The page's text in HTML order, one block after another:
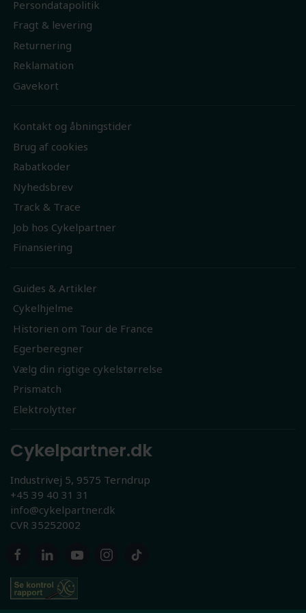
Persondatapolitik
Fragt & levering
Returnering
Reklamation
Gavekort
Kontakt og åbningstider
Brug af cookies
Rabatkoder
Nyhedsbrev
Track & Trace
Job hos Cykelpartner
Finansiering
Guides & Artikler
Cykelhjelme
Historien om Tour de France
Egerberegner
Vælg din rigtige cykelstørrelse
Prismatch
Elektrolytter
Cykelpartner.dk
Industrivej 5, 9575 Terndrup
+45 39 40 31 31
info@cykelpartner.dk
CVR 35252002